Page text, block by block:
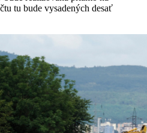
tu bude vysadených desať